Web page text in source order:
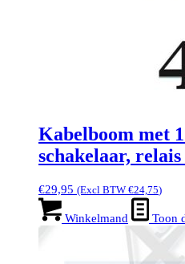
Kabelboom met
schakelaar,
€29,95 (Excl BTW €24,75)
Winkelmand Toon